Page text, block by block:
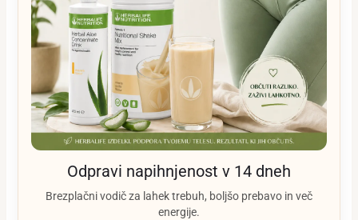
Odpravi napihnjenost v 14 dneh
Brezplačni vodič za lahek trebuh, boljšo prebavo in več
energije.